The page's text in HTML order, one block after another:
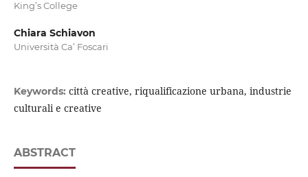
King’s College
Chiara Schiavon
Università Ca’ Foscari
Keywords: città creative, riqualificazione urbana, industrie
culturali e creative
ABSTRACT